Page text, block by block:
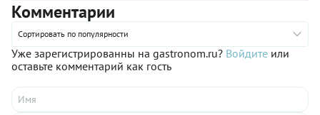
Комментарии
Сортировать по популярности
Уже зарегистрированны на gastronom.ru? Войдите или
оставьте комментарий как гость